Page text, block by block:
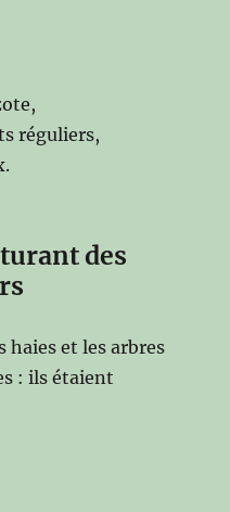
réguliers,
des
haies et les arbres
: ils étaient